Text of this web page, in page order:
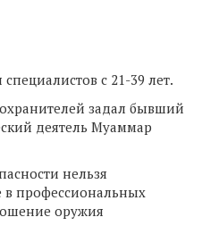
специалистов с 21-39 лет.
задал бывший
деятель Муаммар
нельзя
в профессиональных
оружия